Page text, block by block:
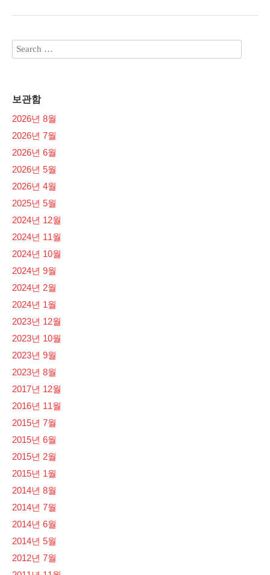
보관함
2026년 8월
2026년 7월
2026년 6월
2026년 5월
2026년 4월
2025년 5월
2024년 12월
2024년 11월
2024년 10월
2024년 9월
2024년 2월
2024년 1월
2023년 12월
2023년 10월
2023년 9월
2023년 8월
2017년 12월
2016년 11월
2015년 7월
2015년 6월
2015년 2월
2015년 1월
2014년 8월
2014년 7월
2014년 6월
2014년 5월
2012년 7월